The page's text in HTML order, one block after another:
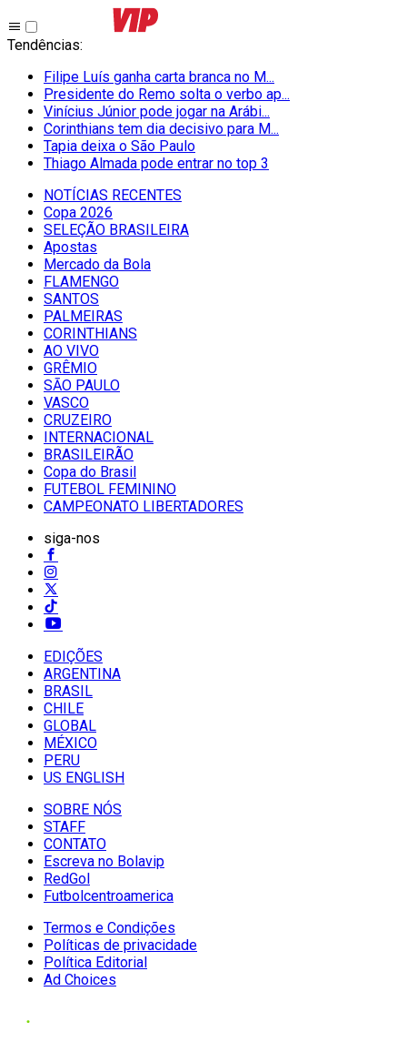
Tendências:
Filipe Luís ganha carta branca no M...
Presidente do Remo solta o verbo ap...
Vinícius Júnior pode jogar na Arábi...
Corinthians tem dia decisivo para M...
Tapia deixa o São Paulo
Thiago Almada pode entrar no top 3
NOTÍCIAS RECENTES
Copa 2026
SELEÇÃO BRASILEIRA
Apostas
Mercado da Bola
FLAMENGO
SANTOS
PALMEIRAS
CORINTHIANS
AO VIVO
GRÊMIO
SĀO PAULO
VASCO
CRUZEIRO
INTERNACIONAL
BRASILEIRÃO
Copa do Brasil
FUTEBOL FEMININO
CAMPEONATO LIBERTADORES
siga-nos
EDIÇÕES
ARGENTINA
BRASIL
CHILE
GLOBAL
MÉXICO
PERU
US ENGLISH
SOBRE NÓS
STAFF
CONTATO
Escreva no Bolavip
RedGol
Futbolcentroamerica
Termos e Condições
Políticas de privacidade
Política Editorial
Ad Choices